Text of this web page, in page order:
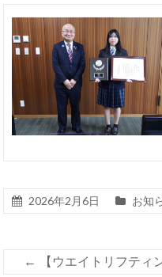
2026年2月6日 お知
← 【ウエイトリフテ